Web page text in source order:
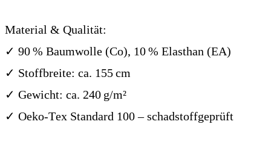
Material & Qualität:
✓ 90 % Baumwolle (Co), 10 % Elasthan (EA)
✓ Stoffbreite: ca. 155 cm
✓ Gewicht: ca. 240 g/m²
✓ Oeko-Tex Standard 100 – schadstoffgeprüft